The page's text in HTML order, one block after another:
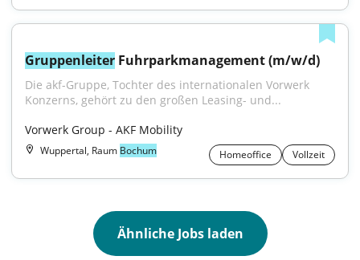
Gruppenleiter Fuhrparkmanagement (m/w/d)
Die akf-Gruppe, Tochter des internationalen Vorwerk
Konzerns, gehört zu den großen Leasing- und...
Vorwerk Group - AKF Mobility
Wuppertal, Raum Bochum Homeoffice Vollzeit
Ähnliche Jobs laden